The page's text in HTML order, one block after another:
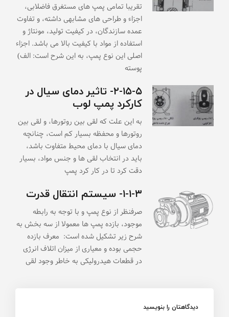
تقریبا تمامی پمپ های مستغرق فاضلابی،
اجزاء و طراحی های مشابهی داشته، و تفاوت
عمده سازندگان، در کیفیت تولید، مونتاژ و
استفاده از مواد با کیفیت بالا می باشد. اجزاء
اصلی این نوع پمپ، به این شرح است: الف)
پوسته
۲-۱۵-۵- تاثیر دمای سیال در
کارکرد پمپ لوب
به این علت که لقی بین روتورها، و لقی بین
روتورها و محفظه بسیار کم است، چنانچه
دمای سیال با دمای محیط متفاوت باشد،
باید در انتخاب لقی ها و جنس مواد، بسیار
دقت کرد تا در کار کرد پمپ
۱-۱-۳- سیستم انتقال قدرت
صرفنظر از نوع پمپ و با توجه به رابطه
موجود، بازده پمپ ها معمولا از سه بخش به
شرح زیر تشکیل شده است: معرف بازده
حجمی بوده و معیاری از میزان اتلاف انرژی
در قطعات هیدرولیکی به خاطر وجود لقی
دیدگاهتان را بنویسید